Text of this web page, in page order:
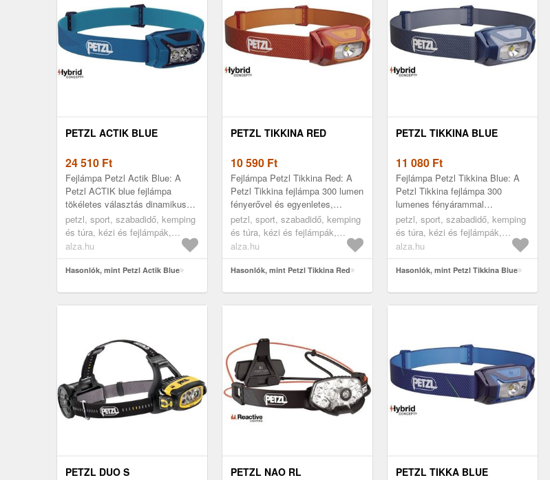
PETZL ACTIK BLUE
24 510 Ft
Fejlámpa Petzl Actik Blue: A
Petzl ACTIK blue fejlámpa
tökéletes választás dinamikus
szabadtéri sportokhoz. 450
lumenes fényteljesítménye
erőteljes...
petzl, sport, szabadidő, kemping
és túra, kézi és fejlámpák,
fejlámpák
alza.hu
Hasonlók, mint Petzl Actik Blue
PETZL TIKKINA RED
10 590 Ft
Fejlámpa Petzl Tikkina Red: A
Petzl Tikkina fejlámpa 300 lumen
fényerővel és egyenletes,
kellemes fénnyel világítja be az
estéidet a csillagok alat...
petzl, sport, szabadidő, kemping
és túra, kézi és fejlámpák,
fejlámpák
alza.hu
Hasonlók, mint Petzl Tikkina Red
PETZL TIKKINA BLUE
11 080 Ft
Fejlámpa Petzl Tikkina Blue: A
Petzl Tikkina fejlámpa 300
lumenes fényárammal
rendelkezik, és egyenletes,
kellemes fénnyel világítja meg a
csillago...
petzl, sport, szabadidő, kemping
és túra, kézi és fejlámpák,
fejlámpák
alza.hu
Hasonlók, mint Petzl Tikkina Blue
PETZL DUO S PETZL NAO RL PETZL TIKKA BLUE